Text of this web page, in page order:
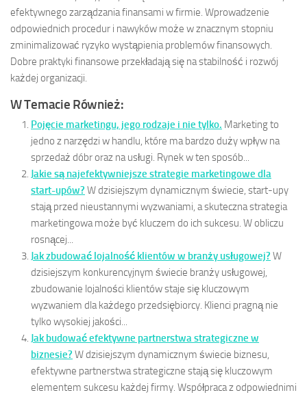
efektywnego zarządzania finansami w firmie. Wprowadzenie
odpowiednich procedur i nawyków może w znacznym stopniu
zminimalizować ryzyko wystąpienia problemów finansowych.
Dobre praktyki finansowe przekładają się na stabilność i rozwój
każdej organizacji.
W Temacie Również:
Pojęcie marketingu, jego rodzaje i nie tylko. Marketing to
jedno z narzędzi w handlu, które ma bardzo duży wpływ na
sprzedaż dóbr oraz na usługi. Rynek w ten sposób...
Jakie są najefektywniejsze strategie marketingowe dla
start-upów? W dzisiejszym dynamicznym świecie, start-upy
stają przed nieustannymi wyzwaniami, a skuteczna strategia
marketingowa może być kluczem do ich sukcesu. W obliczu
rosnącej...
Jak zbudować lojalność klientów w branży usługowej? W
dzisiejszym konkurencyjnym świecie branży usługowej,
zbudowanie lojalności klientów staje się kluczowym
wyzwaniem dla każdego przedsiębiorcy. Klienci pragną nie
tylko wysokiej jakości...
Jak budować efektywne partnerstwa strategiczne w
biznesie? W dzisiejszym dynamicznym świecie biznesu,
efektywne partnerstwa strategiczne stają się kluczowym
elementem sukcesu każdej firmy. Współpraca z odpowiednimi